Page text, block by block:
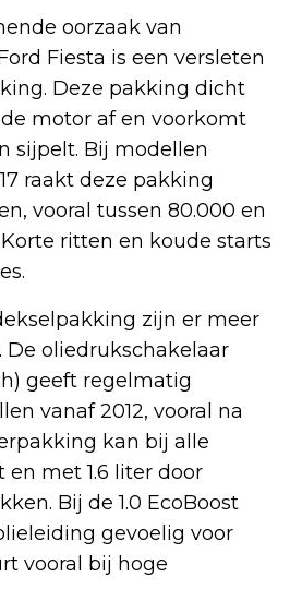
oorzaak van
Fiesta is een versleten
Deze pakking dicht
motor af en voorkomt
sijpelt. Bij modellen
raakt deze pakking
vooral tussen 80.000 en
ritten en koude starts
zijn er meer
De oliedrukschakelaar
geeft regelmatig
vanaf 2012, vooral na
kan bij alle
en met 1.6 liter door
Bij de 1.0 EcoBoost
gevoelig voor
vooral bij hoge